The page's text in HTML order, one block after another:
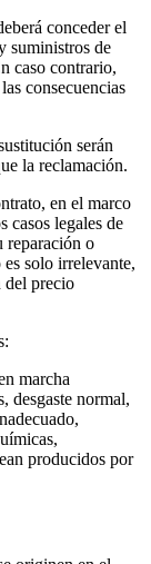
conceder el
suministros de
caso contrario,
consecuencias
serán
la reclamación.
en el marco
casos legales de
reparación o
solo irrelevante,
del precio
marcha
desgaste normal,
producidos por